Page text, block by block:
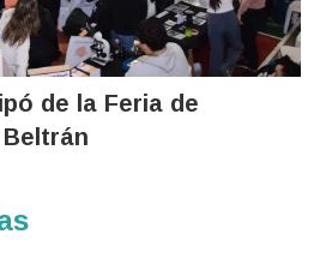
de la Feria de